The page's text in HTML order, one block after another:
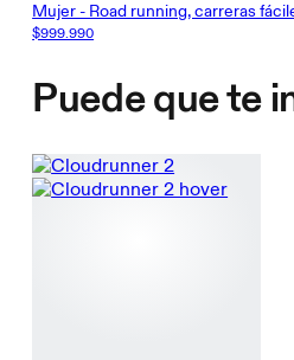
Mujer - Road running, carreras
$999.990
Puede que te